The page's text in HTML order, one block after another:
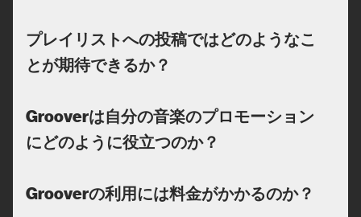
プレイリストへの投稿ではどのようなこ
とが期待できるか？
Grooverは自分の音楽のプロモーション
にどのように役立つのか？
Grooverの利用には料金がかかるのか？